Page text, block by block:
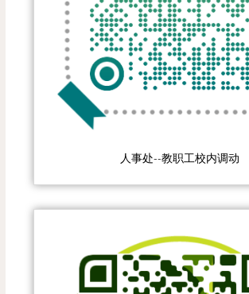
人事处--教职工校内调动